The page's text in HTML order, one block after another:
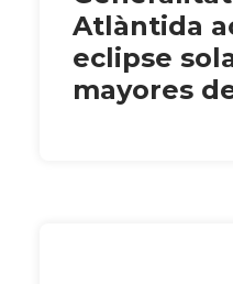
Atlàntida
eclipse
mayores